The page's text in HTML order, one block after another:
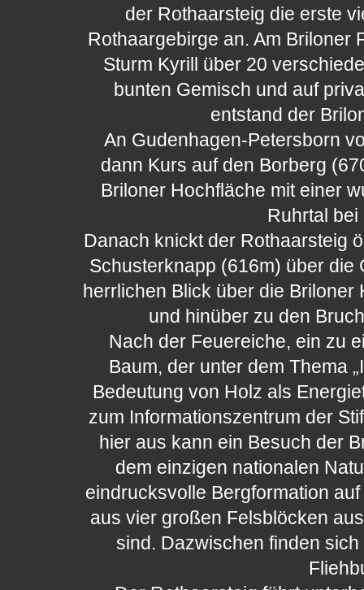
der Rothaarsteig die erste
Rothaargebirge an. Am Briloner
Sturm Kyrill über 20
bunten Gemisch und auf
entstand der
An Gudenhagen-Petersborn
dann Kurs auf den Borberg
Briloner Hochfläche mit einer
Ruhrtal
Danach knickt der Rothaarsteig
Schusterknapp (616m) über die
herrlichen Blick über die
und hinüber zu den
Nach der Feuereiche, ein zu
Baum, der unter dem Thema
Bedeutung von Holz als
zum Informationszentrum der
hier aus kann ein Besuch der
dem einzigen nationalen
eindrucksvolle Bergformation
aus vier großen Felsblöcken
sind. Dazwischen finden